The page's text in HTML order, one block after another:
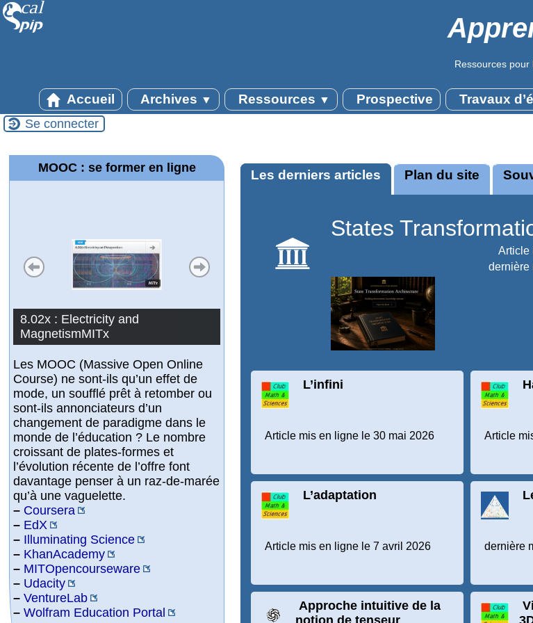
Ressources pour
Accueil Archives ▼ Ressources ▼ Prospective Travaux
Se connecter
Les derniers articles Plan du site
States
Article
dernière
L’infini
Article mis en ligne le 30 mai 2026 Article
L’adaptation
Article mis en ligne le 7 avril 2026 dernière
Approche intuitive de la
notion de tenseur
MOOC : se former en ligne
8.02x : Electricity and
MagnetismMITx
Les MOOC (Massive Open Online
Course) ne sont-ils qu’un effet de
mode, un soufflé prêt à retomber ou
sont-ils annonciateurs d’un
changement de paradigme dans le
monde de l’éducation ? Le nombre
croissant de plates-formes et
l’évolution récente de l’offre font
davantage penser à un raz-de-marée
qu’à une vaguelette.
– Coursera
– EdX
– Illuminating Science
– KhanAcademy
– MITOpencourseware
– Udacity
– VentureLab
– Wolfram Education Portal